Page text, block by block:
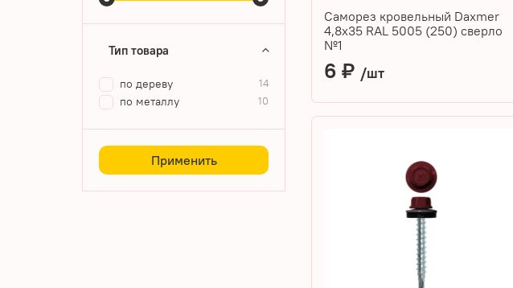
Саморез кровельный Daxmer
4,8х35 RAL 5005 (250) сверло
№1
6 ₽ /шт
Тип товара
по дереву 14
по металлу 10
Применить